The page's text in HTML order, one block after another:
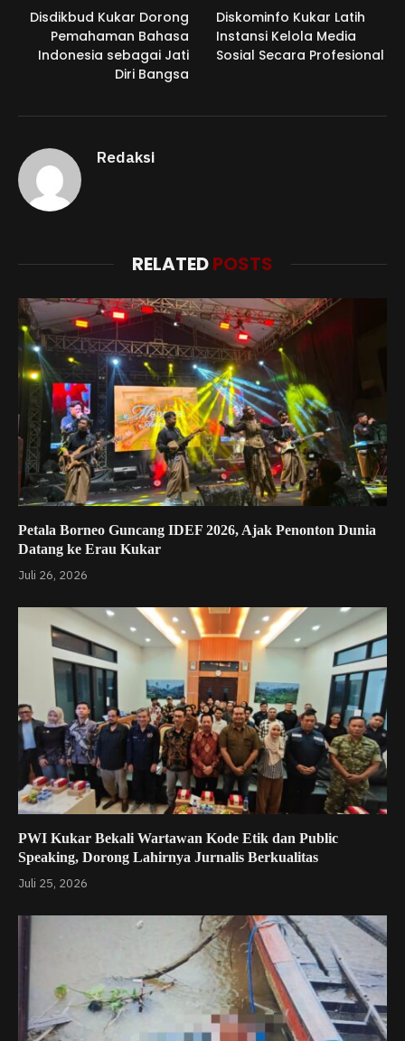
Disdikbud Kukar Dorong
Pemahaman Bahasa
Indonesia sebagai Jati
Diri Bangsa
Diskominfo Kukar Latih
Instansi Kelola Media
Sosial Secara Profesional
Redaksi
RELATEDPOSTS
Petala Borneo Guncang IDEF 2026, Ajak Penonton Dunia
Datang ke Erau Kukar
Juli 26, 2026
PWI Kukar Bekali Wartawan Kode Etik dan Public
Speaking, Dorong Lahirnya Jurnalis Berkualitas
Juli 25, 2026